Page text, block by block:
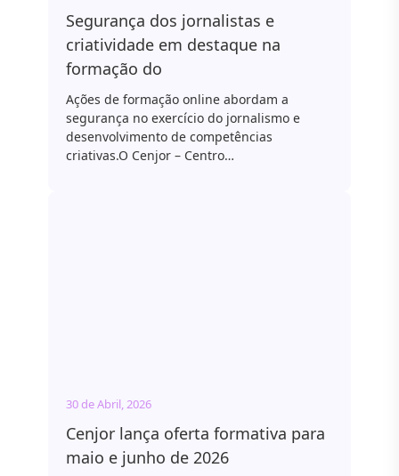
Segurança dos jornalistas e
criatividade em destaque na
formação do
Ações de formação online abordam a
segurança no exercício do jornalismo e
desenvolvimento de competências
criativas.O Cenjor – Centro…
30 de Abril, 2026
Cenjor lança oferta formativa para
maio e junho de 2026